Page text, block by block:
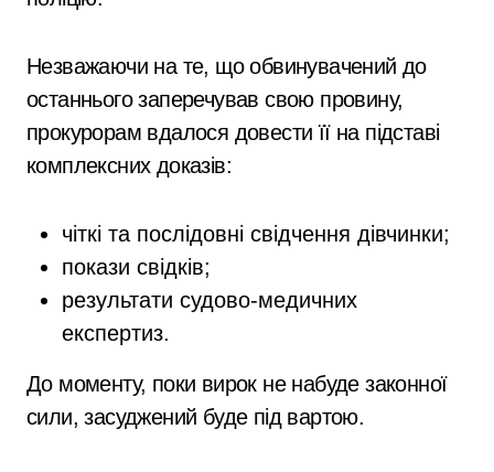
Незважаючи на те, що обвинувачений до
останнього заперечував свою провину,
прокурорам вдалося довести її на підставі
комплексних доказів:
чіткі та послідовні свідчення дівчинки;
покази свідків;
результати судово-медичних
експертиз.
До моменту, поки вирок не набуде законної
сили, засуджений буде під вартою.